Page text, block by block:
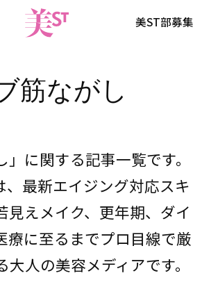
美ST部募集
筋ながし
」に関する記事一覧です。
、最新エイジング対応スキ
見えメイク、更年期、ダイ
療に至るまでプロ目線で厳
人の美容メディアです。